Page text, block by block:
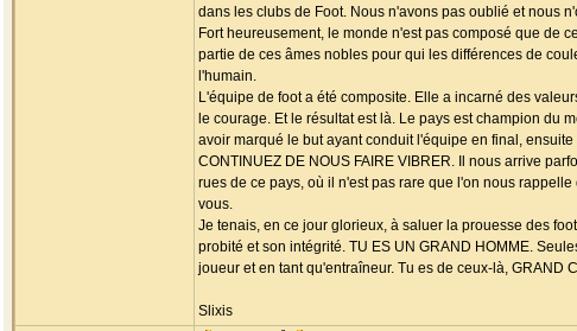
dans les clubs de Foot. Nous n'avons pas oublié et nous
Fort heureusement, le monde n'est pas composé que de
partie de ces âmes nobles pour qui les différences de
l'humain.
L'équipe de foot a été composite. Elle a incarné des
le courage. Et le résultat est là. Le pays est champion du
avoir marqué le but ayant conduit l'équipe en final,
CONTINUEZ DE NOUS FAIRE VIBRER. Il nous arrive
rues de ce pays, où il n'est pas rare que l'on nous
vous.
Je tenais, en ce jour glorieux, à saluer la prouesse des
probité et son intégrité. TU ES UN GRAND HOMME.
joueur et en tant qu'entraîneur. Tu es de ceux-là, GRAND
Slixis